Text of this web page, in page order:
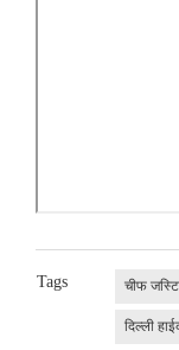
Tags चीफ
दिल्ली